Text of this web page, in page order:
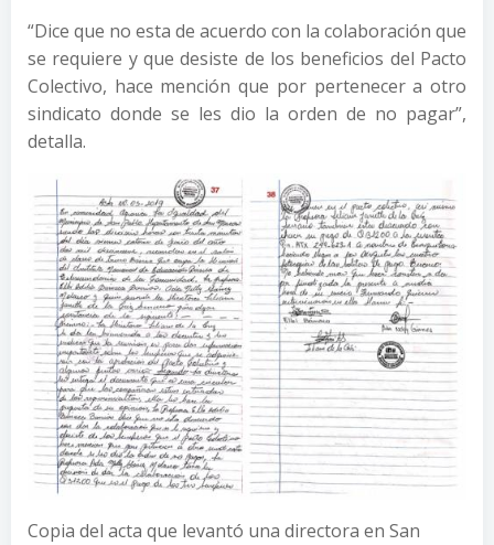
“Dice que no esta de acuerdo con la colaboración que
se requiere y que desiste de los beneficios del Pacto
Colectivo, hace mención que por pertenecer a otro
sindicato donde se les dio la orden de no pagar”,
detalla.
Copia del acta que levantó una directora en San